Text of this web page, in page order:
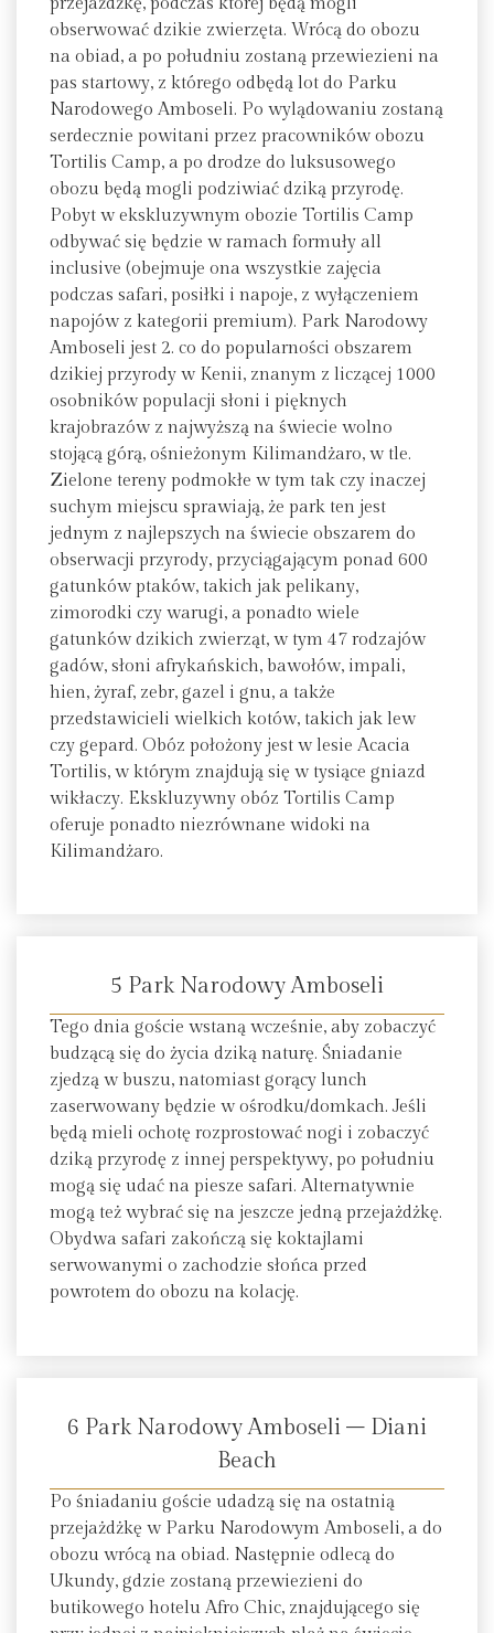
obserwować dzikie zwierzęta. Wrócą do obozu
na obiad, a po południu zostaną przewiezieni na
pas startowy, z którego odbędą lot do Parku
Narodowego Amboseli. Po wylądowaniu zostaną
serdecznie powitani przez pracowników obozu
Tortilis Camp, a po drodze do luksusowego
obozu będą mogli podziwiać dziką przyrodę.
Pobyt w ekskluzywnym obozie Tortilis Camp
odbywać się będzie w ramach formuły all
inclusive (obejmuje ona wszystkie zajęcia
podczas safari, posiłki i napoje, z wyłączeniem
napojów z kategorii premium). Park Narodowy
Amboseli jest 2. co do popularności obszarem
dzikiej przyrody w Kenii, znanym z liczącej 1000
osobników populacji słoni i pięknych
krajobrazów z najwyższą na świecie wolno
stojącą górą, ośnieżonym Kilimandżaro, w tle.
Zielone tereny podmokłe w tym tak czy inaczej
suchym miejscu sprawiają, że park ten jest
jednym z najlepszych na świecie obszarem do
obserwacji przyrody, przyciągającym ponad 600
gatunków ptaków, takich jak pelikany,
zimorodki czy warugi, a ponadto wiele
gatunków dzikich zwierząt, w tym 47 rodzajów
gadów, słoni afrykańskich, bawołów, impali,
hien, żyraf, zebr, gazel i gnu, a także
przedstawicieli wielkich kotów, takich jak lew
czy gepard. Obóz położony jest w lesie Acacia
Tortilis, w którym znajdują się w tysiące gniazd
wikłaczy. Ekskluzywny obóz Tortilis Camp
oferuje ponadto niezrównane widoki na
Kilimandżaro.
5 Park Narodowy Amboseli
Tego dnia goście wstaną wcześnie, aby zobaczyć
budzącą się do życia dziką naturę. Śniadanie
zjedzą w buszu, natomiast gorący lunch
zaserwowany będzie w ośrodku/domkach. Jeśli
będą mieli ochotę rozprostować nogi i zobaczyć
dziką przyrodę z innej perspektywy, po południu
mogą się udać na piesze safari. Alternatywnie
mogą też wybrać się na jeszcze jedną przejażdżkę.
Obydwa safari zakończą się koktajlami
serwowanymi o zachodzie słońca przed
powrotem do obozu na kolację.
6 Park Narodowy Amboseli – Diani
Beach
Po śniadaniu goście udadzą się na ostatnią
przejażdżkę w Parku Narodowym Amboseli, a do
obozu wrócą na obiad. Następnie odlecą do ​​
Ukundy, gdzie zostaną przewiezieni do
butikowego hotelu Afro Chic, znajdującego się